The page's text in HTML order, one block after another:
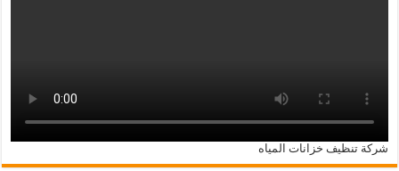
شركة تنظيف خزانات المياه